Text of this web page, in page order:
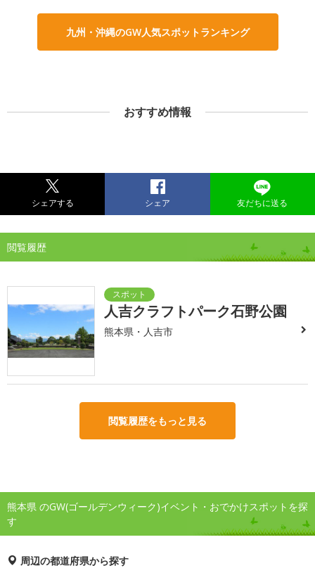
九州・沖縄のGW人気スポットランキング
おすすめ情報
シェアする シェア 友だちに送る
閲覧履歴
人吉クラフトパーク石野公園
熊本県・人吉市
閲覧履歴をもっと見る
熊本県 のGW(ゴールデンウィーク)イベント・おでかけスポットを探
す
周辺の都道府県から探す